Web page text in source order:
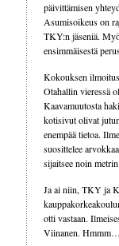
päivittämisen
Asumisoikeus on
TKY:n jäseniä.
ensimmäisestä
Kokouksen
Otahallin vieressä
Kaavamuutosta
kotisivut olivat
enempää tietoa.
suosittelee
sijaitsee noin
Ja ai niin, TKY ja
otti vastaan.
Viinanen. Hmmm…